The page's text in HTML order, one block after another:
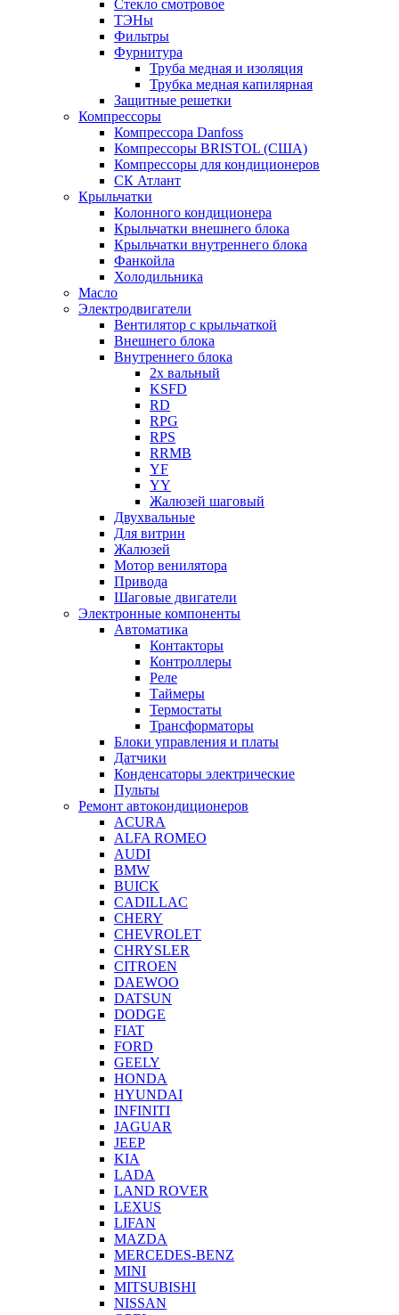
Стекло смотровое
ТЭНы
Фильтры
Фурнитура
Труба медная и изоляция
Трубка медная капилярная
Защитные решетки
Компрессоры
Компрессора Danfoss
Компрессоры BRISTOL (США)
Компрессоры для кондиционеров
СК Атлант
Крыльчатки
Колонного кондиционера
Крыльчатки внешнего блока
Крыльчатки внутреннего блока
Фанкойла
Холодильника
Масло
Электродвигатели
Вентилятор с крыльчаткой
Внешнего блока
Внутреннего блока
2х вальный
KSFD
RD
RPG
RPS
RRMB
YF
YY
Жалюзей шаговый
Двухвальные
Для витрин
Жалюзей
Мотор венилятора
Привода
Шаговые двигатели
Электронные компоненты
Автоматика
Контакторы
Контроллеры
Реле
Таймеры
Термостаты
Трансформаторы
Блоки управления и платы
Датчики
Конденсаторы электрические
Пульты
Ремонт автокондиционеров
ACURA
ALFA ROMEO
AUDI
BMW
BUICK
CADILLAC
CHERY
CHEVROLET
CHRYSLER
CITROEN
DAEWOO
DATSUN
DODGE
FIAT
FORD
GEELY
HONDA
HYUNDAI
INFINITI
JAGUAR
JEEP
KIA
LADA
LAND ROVER
LEXUS
LIFAN
MAZDA
MERCEDES-BENZ
MINI
MITSUBISHI
NISSAN